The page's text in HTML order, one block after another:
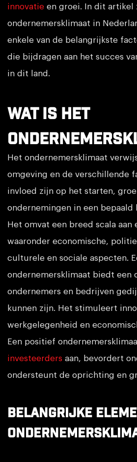
innovatie en groei. In dit artikel
ondernemersklimaat in
enkele van de belangrijkste
die bijdragen aan het succes
in dit land.
Wat is het
Het ondernemersklimaat
omgeving en de verschillende
invloed zijn op het starten,
ondernemingen in een bepaald
Het omvat een breed scala aan
waaronder economische,
culturele en sociale aspecten.
ondernemersklimaat biedt een
ondernemers en bedrijven
kunnen zijn. Het stimuleert
werkgelegenheid en
Een positief
investeerders aan, bevordert
ondersteunt de oprichting en
Belangrijke